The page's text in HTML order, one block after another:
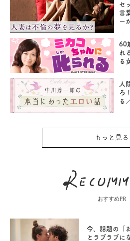
セ
言
ー
60
れ
る
人
ろ
る
もっと見る
おすすめPR
今、話題の「
とラブラブに